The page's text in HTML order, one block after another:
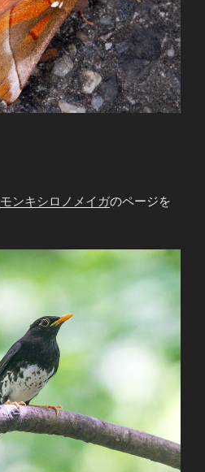
モンキシロノメイガのページを